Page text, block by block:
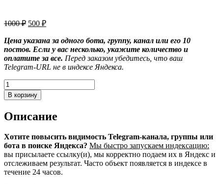
1000₽ Первоначальная
составляла
1000 ₽.
500 ₽Текущая
500 ₽.
Цена указана за одного бота, группу, канал или его 10
постов. Если у вас несколько, укажите количество и
оплатите за все. Перед заказом убедитесь, что ваш
Telegram-URL не в индексе Яндекса.
Количество
товара
Индексация
канала,
бота
или
ленты
постов
в
В корзину
Описание
Хотите повысить видимость Telegram‑канала, группы или
бота в поиске Яндекса? Мы быстро запускаем индексацию:
вы присылаете ссылку(и), мы корректно подаем их в Яндекс и
отслеживаем результат. Часто объект появляется в индексе в
течение 24 часов.